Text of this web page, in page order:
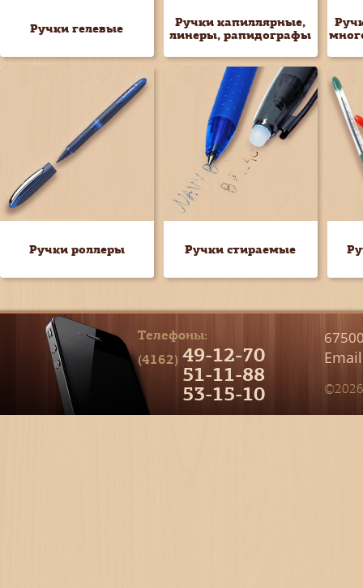
Ручки гелевые
Ручки капиллярные,
линеры, рапидографы
Ручки роллеры Ручки стираемые
Телефоны:
(4162) 49-12-70
51-11-88
53-15-10